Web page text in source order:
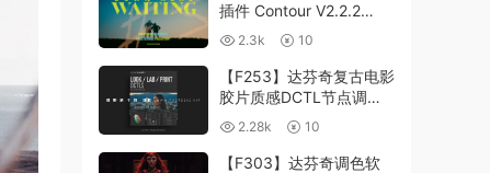
插件 Contour V2.2.2
WinMac 含使用教程
2.3k 10
【F253】达芬奇复古电影
胶片质感DCTL节点调色
预设 MonoNodes LOOK
LAB PRINT V4.0
2.28k 10
【F303】达芬奇调色软